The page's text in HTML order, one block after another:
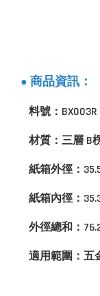
● 商品資訊：
料號：BX003R
材質：三層 B
紙箱外徑：
紙箱內徑：
外徑總和：
適用範圍：五